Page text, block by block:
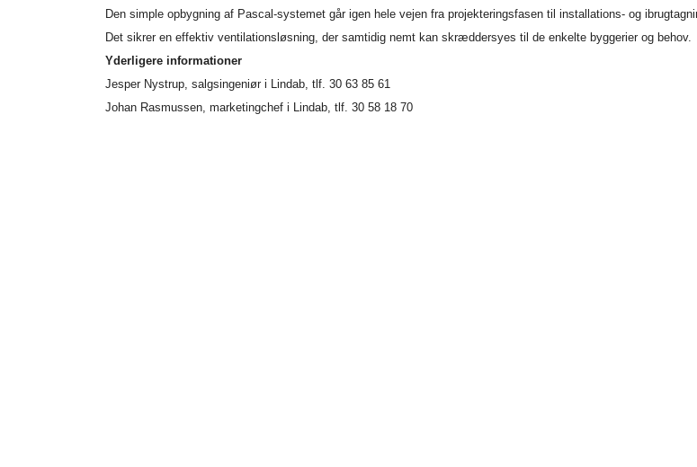
Den simple opbygning af Pascal-systemet går igen hele vejen fra projekteringsfasen til installations- og
Det sikrer en effektiv ventilationsløsning, der samtidig nemt kan skræddersyes til de enkelte byggerier og behov.
Yderligere informationer
Jesper Nystrup, salgsingeniør i Lindab, tlf. 30 63 85 61
Johan Rasmussen, marketingchef i Lindab, tlf. 30 58 18 70